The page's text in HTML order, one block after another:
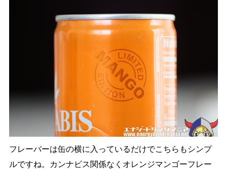
フレーバーは缶の横に入っているだけでこちらもシンプ
ルですね。カンナビス関係なくオレンジマンゴーフレー